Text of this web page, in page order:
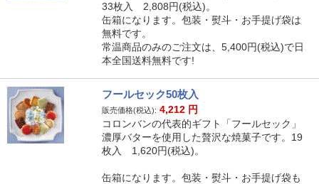
33枚入 2,808円(税込)。
缶箱になります。包装・熨斗・お手提げ袋は
無料です。
常温商品のみのご注文は、5,400円(税込)で日
本全国送料無料です!
フールセック50枚入
販売価格(税込): 4,212 円
コロンバンの代表的ギフト「フールセック」
濃厚バターを使用した贅沢な焼菓子です。19
枚入 1,620円(税込)。
缶箱になります。包装・熨斗・お手提げ袋も